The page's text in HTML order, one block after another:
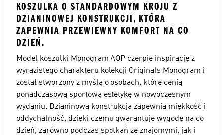
KOSZULKA O STANDARDOWYM KROJU Z
DZIANINOWEJ KONSTRUKCJI, KTÓRA
ZAPEWNIA PRZEWIEWNY KOMFORT NA CO
DZIEŃ.
Model koszulki Monogram AOP czerpie inspirację z
wyrazistego charakteru kolekcji Originals Monogram i
został stworzony z myślą o osobach, które cenią
ponadczasową sportową estetykę w nowoczesnym
wydaniu. Dzianinowa konstrukcja zapewnia miękkość i
oddychalność, dzięki czemu gwarantuje wygodę na co
dzień, zarówno podczas spotkań ze znajomymi, jak i